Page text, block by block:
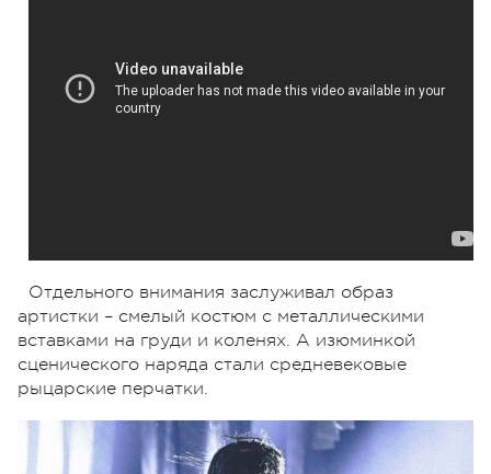
Отдельного внимания заслуживал образ
артистки – смелый костюм с металлическими
вставками на груди и коленях. А изюминкой
сценического наряда стали средневековые
рыцарские перчатки.